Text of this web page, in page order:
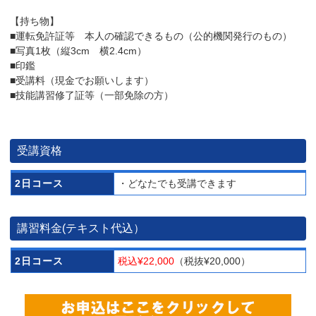
【持ち物】
■運転免許証等 本人の確認できるもの（公的機関発行のもの）
■写真1枚（縦3cm 横2.4cm）
■印鑑
■受講料（現金でお願いします）
■技能講習修了証等（一部免除の方）
受講資格
2日コース ・どなたでも受講できます
講習料金(テキスト代込）
2日コース 税込¥22,000（税抜¥20,000）